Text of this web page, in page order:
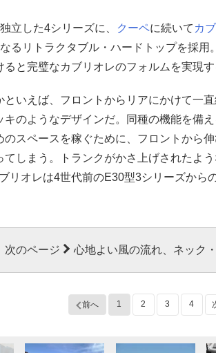
立した4シリーズに、 クーペに続いて カ
るリトラクタブル・ハードトップを採用
ると完璧なカブリオレのフォルムを実現す
といえば、フロントからリアにかけて一
キのようなデザインだ。同種の機能を備
のスペースを稼ぐために、フロントから
てしまう。トランクがかさ上げされたよう
リオレは4世代前のE30型3シリーズから
次のページ 心地よい風の流れ、ネック
前へ 1 2 3 4